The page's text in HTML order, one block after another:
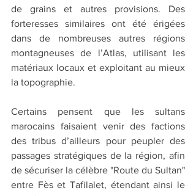
de grains et autres provisions. Des
forteresses similaires ont été érigées
dans de nombreuses autres régions
montagneuses de l’Atlas, utilisant les
matériaux locaux et exploitant au mieux
la topographie.
Certains pensent que les sultans
marocains faisaient venir des factions
des tribus d’ailleurs pour peupler des
passages stratégiques de la région, afin
de sécuriser la célèbre "Route du Sultan"
entre Fès et Tafilalet, étendant ainsi le